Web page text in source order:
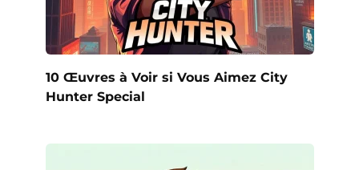
10 Œuvres à Voir si Vous Aimez City
Hunter Special